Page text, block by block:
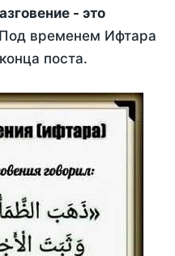
Под временем Ифтара
поста.